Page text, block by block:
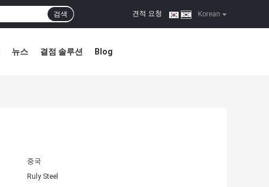
Korean
견적 요청 |
검색
뉴스 결점 솔루션 Blog
중국
Ruly Steel